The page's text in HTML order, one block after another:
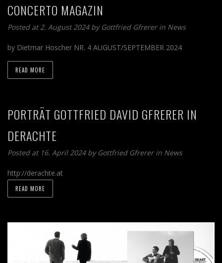
CONCERTO MAGAZIN
Posted at 2. August 2024 by Gottfried Gfrerer in News
by Dietmar Hoscher NR. 4 AUGUST/SEPTEMBER 2024
READ MORE
PORTRÄT GOTTFRIED DAVID GFRERER IN
DERACHTE
Posted at 16. April 2024 by Gottfried Gfrerer in News
http://derachte.at
READ MORE